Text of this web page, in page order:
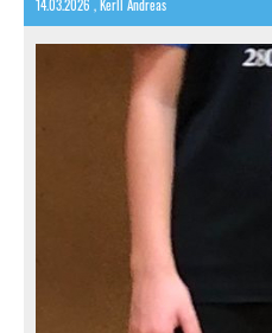
14.03.2026 , Kerll Andreas